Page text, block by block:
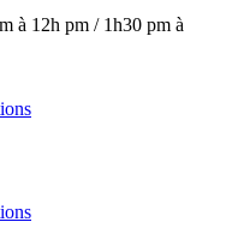
à 12h pm / 1h30 pm à